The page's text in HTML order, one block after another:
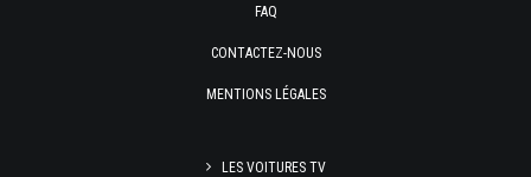
FAQ
CONTACTEZ-NOUS
MENTIONS LÉGALES
LES VOITURES TV